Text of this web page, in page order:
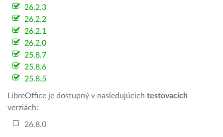
26.2.3
26.2.2
26.2.1
26.2.0
25.8.7
25.8.6
25.8.5
LibreOffice je dostupný v nasledujúcich testovacích
verziách:
26.8.0